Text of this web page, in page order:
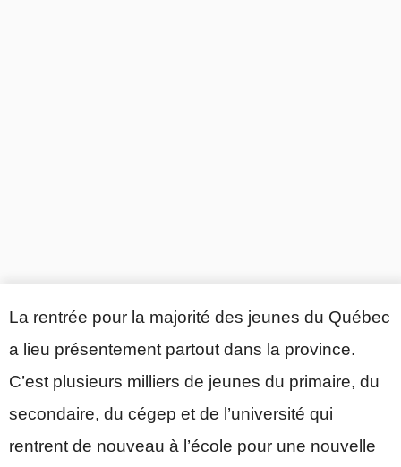
La rentrée pour la majorité des jeunes du Québec
a lieu présentement partout dans la province.
C’est plusieurs milliers de jeunes du primaire, du
secondaire, du cégep et de l’université qui
rentrent de nouveau à l’école pour une nouvelle